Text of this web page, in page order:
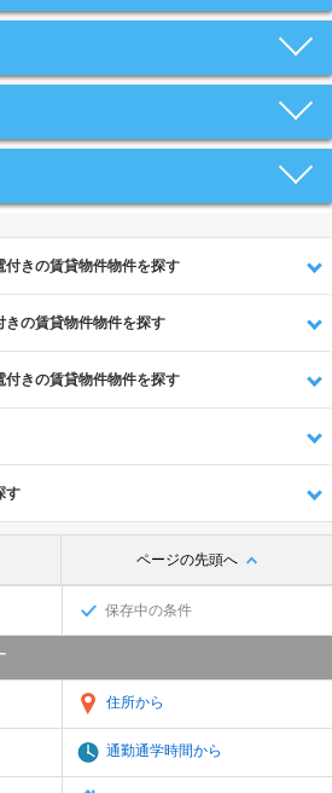
きの賃貸物件物件を探す
きの賃貸物件物件を探す
きの賃貸物件物件を探す
す
ページの先頭へ
保存中の条件
住所から
通勤通学時間から